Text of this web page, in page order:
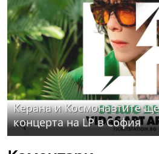
Керана и Космонавтите
концерта на LP в София